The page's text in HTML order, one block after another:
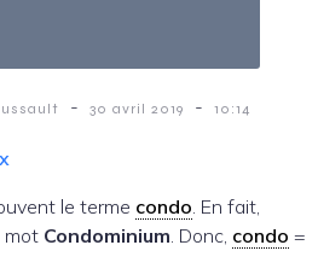
- 30 avril 2019 - 10:14
le terme condo . En fait,
mot Condominium . Donc, condo =